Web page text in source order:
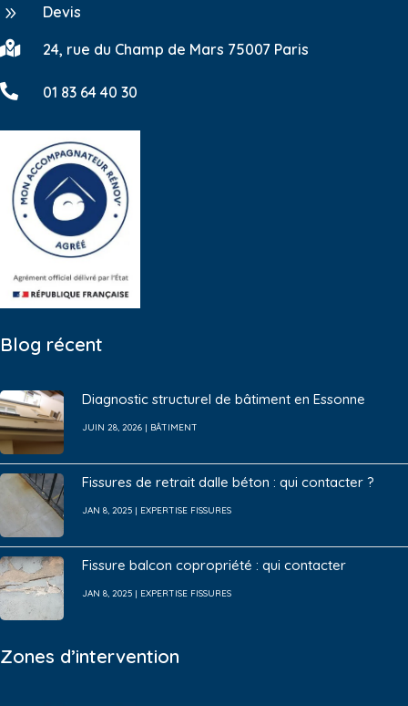
9 Devis
 24, rue du Champ de Mars 75007 Paris
 01 83 64 40 30
Blog récent
Diagnostic structurel de bâtiment en Essonne
JUIN 28, 2026 | BÂTIMENT
Fissures de retrait dalle béton : qui contacter ?
JAN 8, 2025 | EXPERTISE FISSURES
Fissure balcon copropriété : qui contacter
JAN 8, 2025 | EXPERTISE FISSURES
Zones d’intervention